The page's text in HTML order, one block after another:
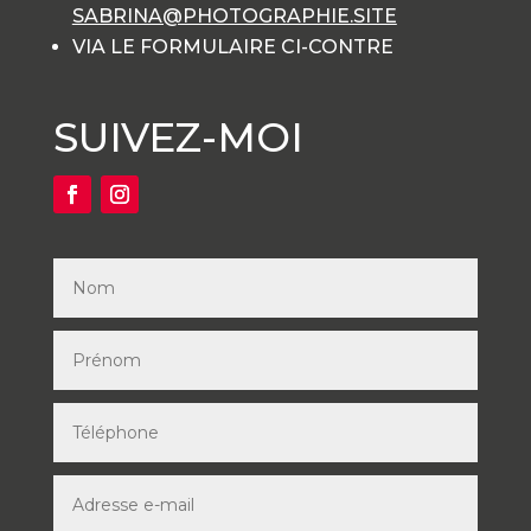
SABRINA@PHOTOGRAPHIE.SITE
VIA LE FORMULAIRE CI-CONTRE
SUIVEZ-MOI